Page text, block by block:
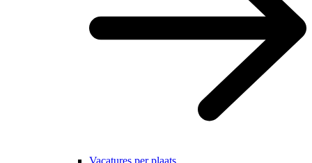
Vacatures per plaats